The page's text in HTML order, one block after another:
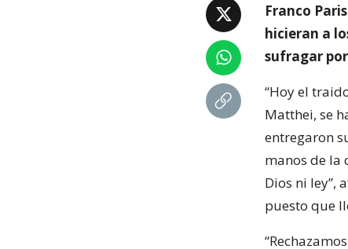
Franco
hicieran a
sufragar
“Hoy el
Matthei, se
entregaron
manos de
Dios ni ley”,
puesto que